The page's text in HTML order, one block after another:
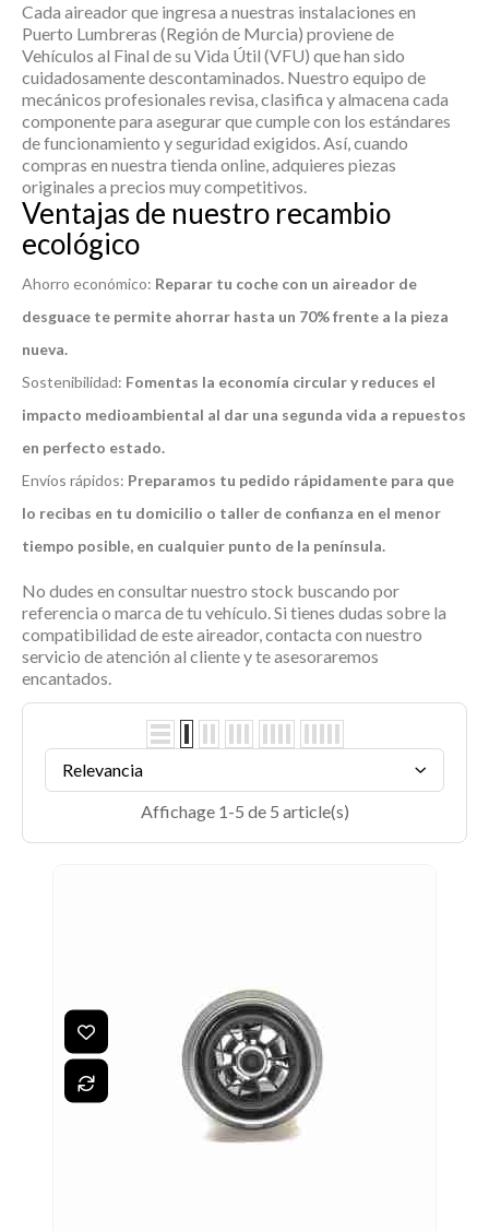
Cada aireadorque ingresa a nuestras instalaciones en
Puerto Lumbreras (Región de Murcia) proviene de
Vehículos al Final de su Vida Útil (VFU) que han sido
cuidadosamente descontaminados. Nuestro equipo de
mecánicos profesionales revisa, clasifica y almacena cada
componente para asegurar que cumple con los estándares
de funcionamiento y seguridad exigidos. Así, cuando
compras en nuestra tienda online, adquieres piezas
originales a precios muy competitivos.
Ventajas de nuestro recambio
ecológico
Ahorro económico: Reparar tu coche con un aireador de
desguace te permite ahorrar hasta un 70% frente a la pieza
nueva.
Sostenibilidad: Fomentas la economía circular y reduces el
impacto medioambiental al dar una segunda vida a repuestos
en perfecto estado.
Envíos rápidos: Preparamos tu pedido rápidamente para que
lo recibas en tu domicilio o taller de confianza en el menor
tiempo posible, en cualquier punto de la península.
No dudes en consultar nuestro stock buscando por
referencia o marca de tu vehículo. Si tienes dudas sobre la
compatibilidad de esteaireador, contacta con nuestro
servicio de atención al cliente y te asesoraremos
encantados.
Relevancia
Affichage 1-5 de 5 article(s)